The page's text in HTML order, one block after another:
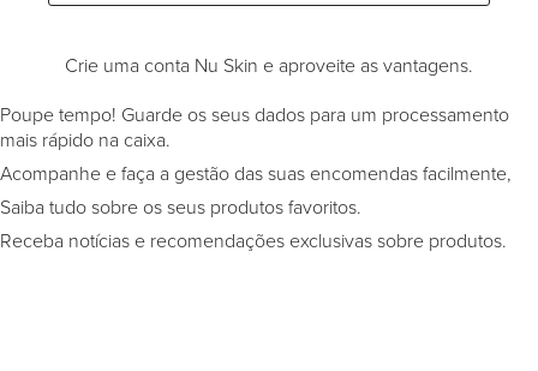
Crie uma conta Nu Skin e aproveite as vantagens.
Poupe tempo! Guarde os seus dados para um processamento
mais rápido na caixa.
Acompanhe e faça a gestão das suas encomendas facilmente,
Saiba tudo sobre os seus produtos favoritos.
Receba notícias e recomendações exclusivas sobre produtos.